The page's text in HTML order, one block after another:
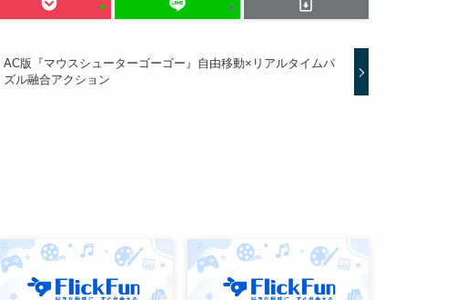
AC版『マウスシューターゴーゴー』自由移動×リアルタイムパ
ズル融合アクション